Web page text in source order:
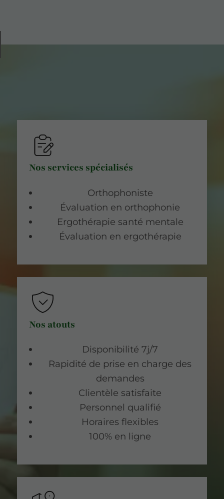
Nos services spécialisés
Orthophoniste
Évaluation en orthophonie
Ergothérapie santé mentale
Évaluation en ergothérapie
Nos atouts
Disponibilité 7j/7
Rapidité de prise en charge des
demandes
Clientèle satisfaite
Personnel qualifié
Horaires flexibles
100% en ligne